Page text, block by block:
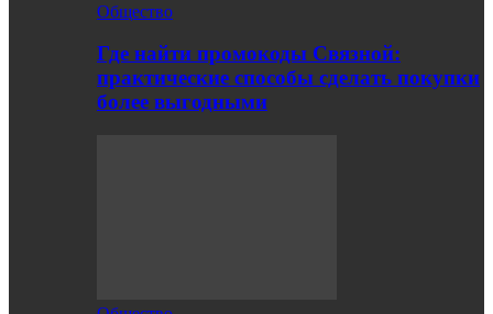
Общество
Где найти промокоды Связной:
практические способы сделать покупки
более выгодными